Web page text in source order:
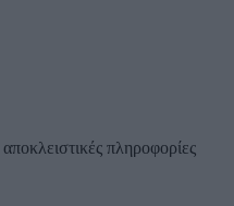
πληροφορίες